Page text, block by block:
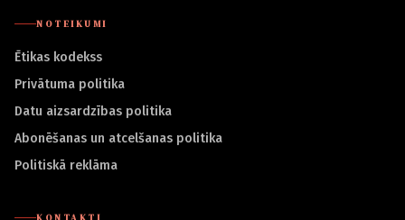
NOTEIKUMI
Ētikas kodekss
Privātuma politika
Datu aizsardzības politika
Abonēšanas un atcelšanas politika
Politiskā reklāma